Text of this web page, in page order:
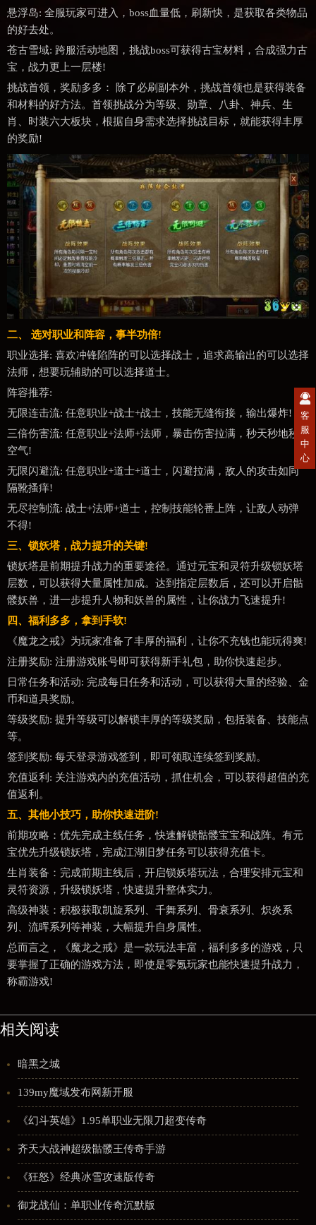
悬浮岛: 全服玩家可进入，boss血量低，刷新快，是获取各类物品
的好去处。
苍古雪域: 跨服活动地图，挑战boss可获得古宝材料，合成强力古
宝，战力更上一层楼!
挑战首领，奖励多多： 除了必刷副本外，挑战首领也是获得装备
和材料的好方法。首领挑战分为等级、勋章、八卦、神兵、生
肖、时装六大板块，根据自身需求选择挑战目标，就能获得丰厚
的奖励!
二、 选对职业和阵容，事半功倍!
职业选择: 喜欢冲锋陷阵的可以选择战士，追求高输出的可以选择
法师，想要玩辅助的可以选择道士。
阵容推荐:
无限连击流: 任意职业+战士+战士，技能无缝衔接，输出爆炸!
三倍伤害流: 任意职业+法师+法师，暴击伤害拉满，秒天秒地秒
空气!
无限闪避流: 任意职业+道士+道士，闪避拉满，敌人的攻击如同
隔靴搔痒!
无尽控制流: 战士+法师+道士，控制技能轮番上阵，让敌人动弹
不得!
三、锁妖塔，战力提升的关键!
锁妖塔是前期提升战力的重要途径。通过元宝和灵符升级锁妖塔
层数，可以获得大量属性加成。达到指定层数后，还可以开启骷
髅妖兽，进一步提升人物和妖兽的属性，让你战力飞速提升!
四、福利多多，拿到手软!
《魔龙之戒》为玩家准备了丰厚的福利，让你不充钱也能玩得爽!
注册奖励: 注册游戏账号即可获得新手礼包，助你快速起步。
日常任务和活动: 完成每日任务和活动，可以获得大量的经验、金
币和道具奖励。
等级奖励: 提升等级可以解锁丰厚的等级奖励，包括装备、技能点
等。
签到奖励: 每天登录游戏签到，即可领取连续签到奖励。
充值返利: 关注游戏内的充值活动，抓住机会，可以获得超值的充
值返利。
五、其他小技巧，助你快速进阶!
前期攻略：优先完成主线任务，快速解锁骷髅宝宝和战阵。有元
宝优先升级锁妖塔，完成江湖旧梦任务可以获得充值卡。
生肖装备：完成前期主线后，开启锁妖塔玩法，合理安排元宝和
灵符资源，升级锁妖塔，快速提升整体实力。
高级神装：积极获取凯旋系列、千舞系列、骨衰系列、炽炎系
列、流晖系列等神装，大幅提升自身属性。
总而言之，《魔龙之戒》是一款玩法丰富，福利多多的游戏，只
要掌握了正确的游戏方法，即使是零氪玩家也能快速提升战力，
称霸游戏!
相关阅读
暗黑之城
139my魔域发布网新开服
《幻斗英雄》1.95单职业无限刀超变传奇
齐天大战神超级骷髅王传奇手游
《狂怒》经典冰雪攻速版传奇
御龙战仙：单职业传奇沉默版
客
服
中
心